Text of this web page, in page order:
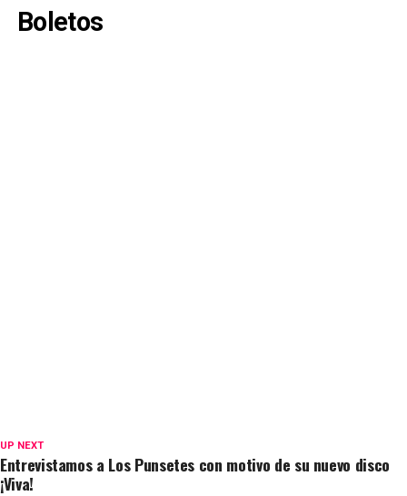
Boletos
UP NEXT
Entrevistamos a Los Punsetes con motivo de su nuevo disco
¡Viva!